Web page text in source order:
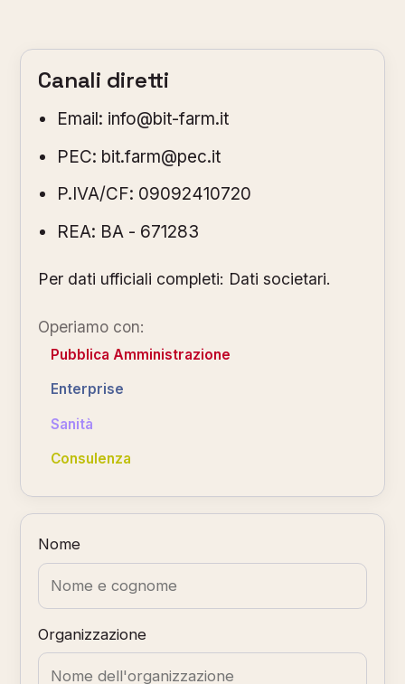
Canali diretti
Email: info@bit-farm.it
PEC: bit.farm@pec.it
P.IVA/CF: 09092410720
REA: BA - 671283
Per dati ufficiali completi: Dati societari.
Operiamo con:
Pubblica Amministrazione
Enterprise
Sanità
Consulenza
Nome
Organizzazione